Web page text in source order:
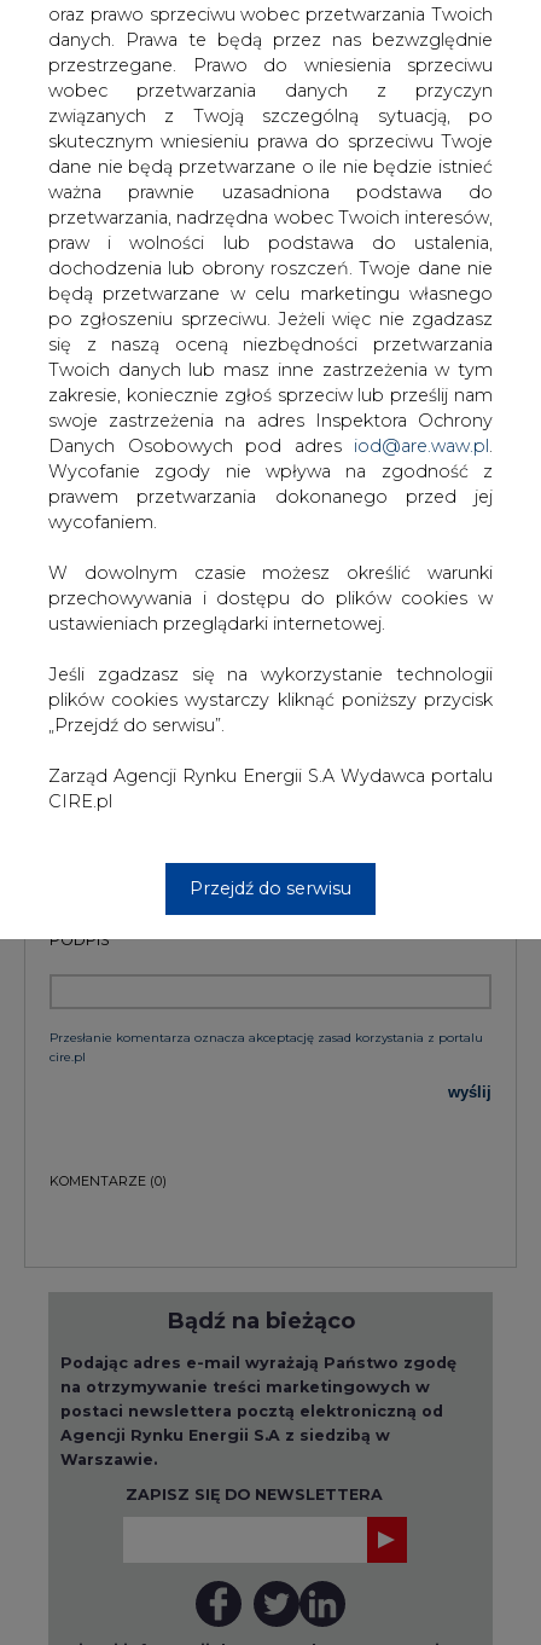
oraz prawo sprzeciwu wobec przetwarzania Twoich
danych. Prawa te będą przez nas bezwzględnie
przestrzegane. Prawo do wniesienia sprzeciwu
wobec przetwarzania danych z przyczyn
związanych z Twoją szczególną sytuacją, po
skutecznym wniesieniu prawa do sprzeciwu Twoje
dane nie będą przetwarzane o ile nie będzie istnieć
ważna prawnie uzasadniona podstawa do
przetwarzania, nadrzędna wobec Twoich interesów,
praw i wolności lub podstawa do ustalenia,
dochodzenia lub obrony roszczeń. Twoje dane nie
będą przetwarzane w celu marketingu własnego
po zgłoszeniu sprzeciwu. Jeżeli więc nie zgadzasz
się z naszą oceną niezbędności przetwarzania
Twoich danych lub masz inne zastrzeżenia w tym
zakresie, koniecznie zgłoś sprzeciw lub prześlij nam
swoje zastrzeżenia na adres Inspektora Ochrony
Danych Osobowych pod adres iod@are.waw.pl
Wycofanie zgody nie wpływa na zgodność z
prawem przetwarzania dokonanego przed jej
wycofaniem.
W dowolnym czasie możesz określić warunki
przechowywania i dostępu do plików cookies w
ustawieniach przeglądarki internetowej.
Jeśli zgadzasz się na wykorzystanie technologii
plików cookies wystarczy kliknąć poniższy przycisk
„Przejdź do serwisu”.
Zarząd Agencji Rynku Energii S.A Wydawca portalu
CIRE.pl
Przejdź do serwisu
Jak poinformował BiznesAlert.pl, w
środę 25 lutego agencja Moody&#8217;s
obniżyła rating rosyjskich firm
energetycznych z Baa3 do Ba1.
Na liście znalazły się Gazprom, Gazprom Nieft, Rosnieft,
Novatek i Łukoil. Agencja wyznaczyła negatywną
perspektywę zmian oceny.
Moody’s podaje, że obniżenie ratingu wynika z
pogarszających się warunków pracy w Rosji i grożące
krajowi coraz większe ryzyko głębokiej i długiej recesji -
czytamy w BiznesAlert.pl.
#Gazownictwo #paliwa #świat
Artykuł powstał bez wsparcia narzędzi sztucznej inteligencji.
KOMENTARZE
TREŚĆ KOMENTARZA
PODPIS
Przesłanie komentarza oznacza akceptację zasad korzystania z portalu
cire.pl
wyślij
KOMENTARZE (0)
Bądź na bieżąco
Podając adres e-mail wyrażają Państwo zgodę
na otrzymywanie treści marketingowych w
postaci newslettera pocztą elektroniczną od
Agencji Rynku Energii S.A z siedzibą w
Warszawie.
ZAPISZ SIĘ DO NEWSLETTERA